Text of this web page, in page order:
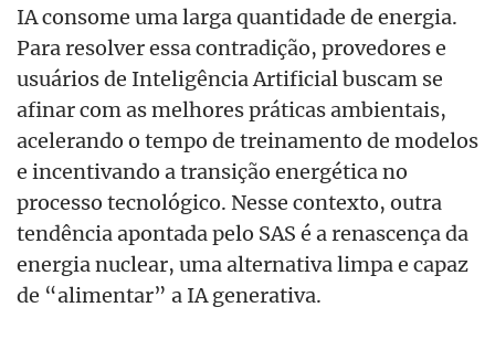
IA consome uma larga quantidade de energia.
Para resolver essa contradição, provedores e
usuários de Inteligência Artificial buscam se
afinar com as melhores práticas ambientais,
acelerando o tempo de treinamento de modelos
e incentivando a transição energética no
processo tecnológico. Nesse contexto, outra
tendência apontada pelo SAS é a renascença da
energia nuclear, uma alternativa limpa e capaz
de “alimentar” a IA generativa.